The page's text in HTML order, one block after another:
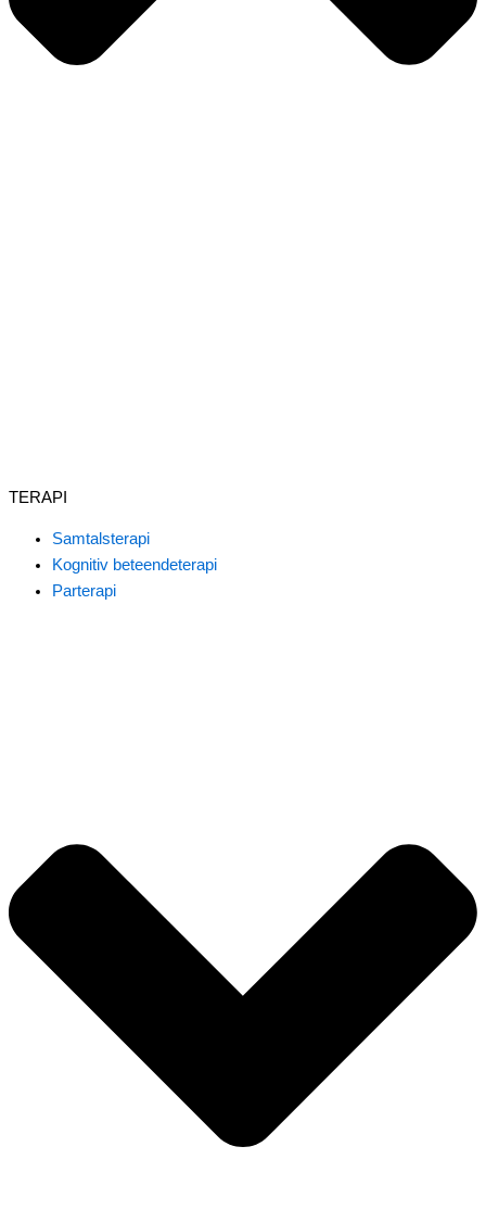
TERAPI
Samtalsterapi
Kognitiv beteendeterapi
Parterapi